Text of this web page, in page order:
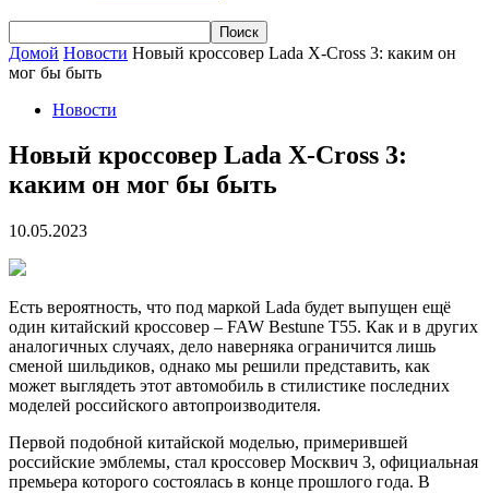
Домой Новости Новый кроссовер Lada X-Cross 3: каким он
мог бы быть
Новости
Новый кроссовер Lada X-Cross 3:
каким он мог бы быть
10.05.2023
Есть вероятность, что под маркой Lada будет выпущен ещё
один китайский кроссовер – FAW Bestune T55. Как и в других
аналогичных случаях, дело наверняка ограничится лишь
сменой шильдиков, однако мы решили представить, как
может выглядеть этот автомобиль в стилистике последних
моделей российского автопроизводителя.
Первой подобной китайской моделью, примерившей
российские эмблемы, стал кроссовер Москвич 3, официальная
премьера которого состоялась в конце прошлого года. В